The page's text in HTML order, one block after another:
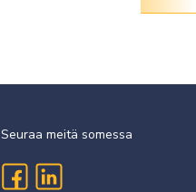
Seuraa meitä somessa